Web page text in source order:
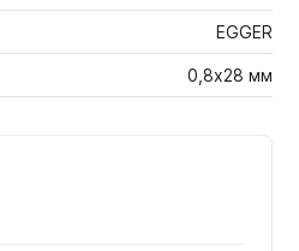
EGGER
0,8х28 мм